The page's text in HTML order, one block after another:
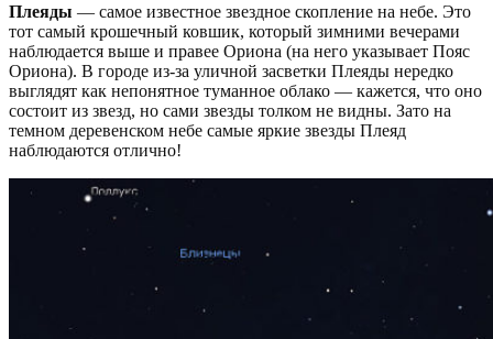
Плеяды — самое известное звездное скопление на небе. Это
тот самый крошечный ковшик, который зимними вечерами
наблюдается выше и правее Ориона (на него указывает Пояс
Ориона). В городе из-за уличной засветки Плеяды нередко
выглядят как непонятное туманное облако — кажется, что оно
состоит из звезд, но сами звезды толком не видны. Зато на
темном деревенском небе самые яркие звезды Плеяд
наблюдаются отлично!